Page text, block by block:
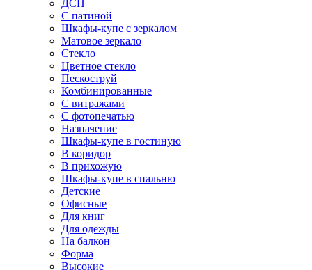
ДСП
С патиной
Шкафы-купе с зеркалом
Матовое зеркало
Стекло
Цветное стекло
Пескоструй
Комбинированные
С витражами
С фотопечатью
Назначение
Шкафы-купе в гостиную
В коридор
В прихожую
Шкафы-купе в спальню
Детские
Офисные
Для книг
Для одежды
На балкон
Форма
Высокие